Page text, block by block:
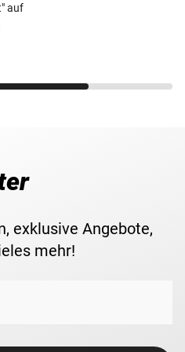
auf
exklusive Angebote,
mehr!